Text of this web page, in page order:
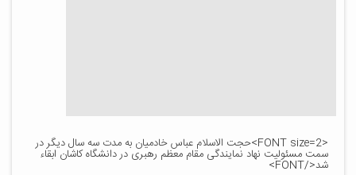
<FONT size=2>حجت الاسلام عباس خادمیان به مدت سه سال دیگر در
سمت مسئولیت نهاد نمایندگی مقام معظم رهبری در دانشگاه کاشان ابقاء
شد</FONT>